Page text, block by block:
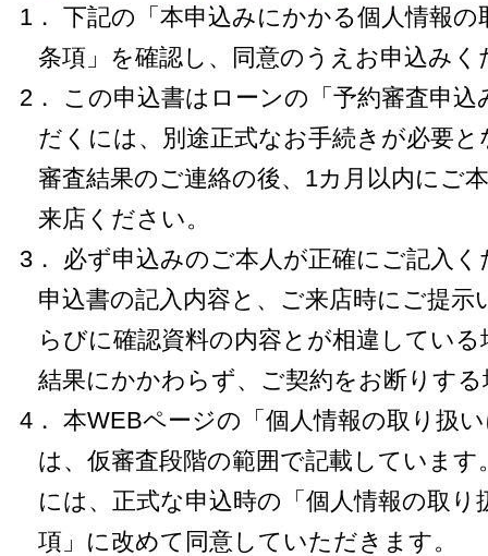
1． 下記の「本申込みにかかる個人情報
条項」を確認し、同意のうえお申込みく
2． この申込書はローンの「予約審査申
だくには、別途正式なお手続きが必要
審査結果のご連絡の後、1カ月以内にご
来店ください。
3． 必ず申込みのご本人が正確にご記入
申込書の記入内容と、ご来店時にご提示
らびに確認資料の内容とが相違してい
結果にかかわらず、ご契約をお断りす
4． 本WEBページの「個人情報の取り扱
は、仮審査段階の範囲で記載していま
には、正式な申込時の「個人情報の取り
項」に改めて同意していただきます。